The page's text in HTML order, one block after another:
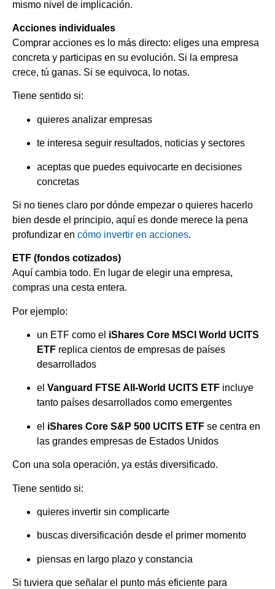
mismo nivel de implicación.
Acciones individuales
Comprar acciones es lo más directo: eliges una empresa
concreta y participas en su evolución. Si la empresa
crece, tú ganas. Si se equivoca, lo notas.
Tiene sentido si:
quieres analizar empresas
te interesa seguir resultados, noticias y sectores
aceptas que puedes equivocarte en decisiones
concretas
Si no tienes claro por dónde empezar o quieres hacerlo
bien desde el principio, aquí es donde merece la pena
profundizar en cómo invertir en acciones.
ETF (fondos cotizados)
Aquí cambia todo. En lugar de elegir una empresa,
compras una cesta entera.
Por ejemplo:
un ETF como el iShares Core MSCI World UCITS
ETF replica cientos de empresas de países
desarrollados
el Vanguard FTSE All-World UCITS ETF incluye
tanto países desarrollados como emergentes
el iShares Core S&P 500 UCITS ETF se centra en
las grandes empresas de Estados Unidos
Con una sola operación, ya estás diversificado.
Tiene sentido si:
quieres invertir sin complicarte
buscas diversificación desde el primer momento
piensas en largo plazo y constancia
Si tuviera que señalar el punto más eficiente para